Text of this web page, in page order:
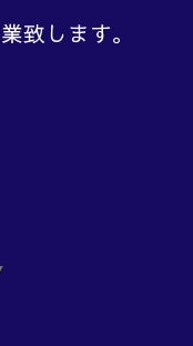
致します。